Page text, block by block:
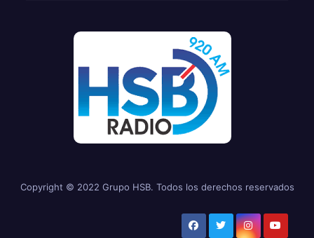
Copyright © 2022 Grupo HSB. Todos los derechos reservados